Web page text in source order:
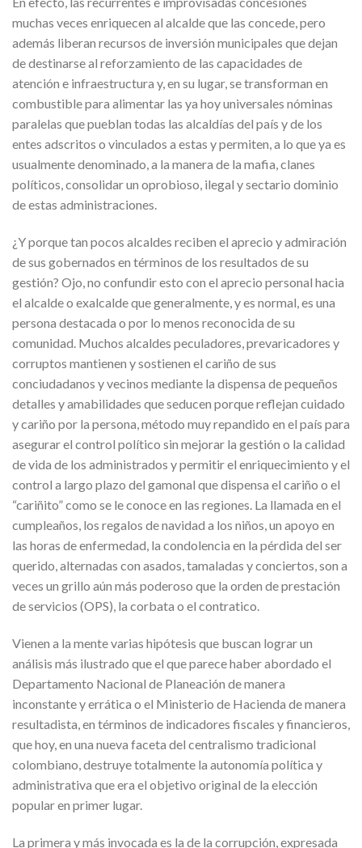
muchas veces enriquecen al alcalde que las concede, pero
además liberan recursos de inversión municipales que dejan
de destinarse al reforzamiento de las capacidades de
atención e infraestructura y, en su lugar, se transforman en
combustible para alimentar las ya hoy universales nóminas
paralelas que pueblan todas las alcaldías del país y de los
entes adscritos o vinculados a estas y permiten, a lo que ya es
usualmente denominado, a la manera de la mafia, clanes
políticos, consolidar un oprobioso, ilegal y sectario dominio
de estas administraciones.
¿Y porque tan pocos alcaldes reciben el aprecio y admiración
de sus gobernados en términos de los resultados de su
gestión? Ojo, no confundir esto con el aprecio personal hacia
el alcalde o exalcalde que generalmente, y es normal, es una
persona destacada o por lo menos reconocida de su
comunidad. Muchos alcaldes peculadores, prevaricadores y
corruptos mantienen y sostienen el cariño de sus
conciudadanos y vecinos mediante la dispensa de pequeños
detalles y amabilidades que seducen porque reflejan cuidado
y cariño por la persona, método muy repandido en el país para
asegurar el control político sin mejorar la gestión o la calidad
de vida de los administrados y permitir el enriquecimiento y el
control a largo plazo del gamonal que dispensa el cariño o el
“cariñito” como se le conoce en las regiones. La llamada en el
cumpleaños, los regalos de navidad a los niños, un apoyo en
las horas de enfermedad, la condolencia en la pérdida del ser
querido, alternadas con asados, tamaladas y conciertos, son a
veces un grillo aún más poderoso que la orden de prestación
de servicios (OPS), la corbata o el contratico.
Vienen a la mente varias hipótesis que buscan lograr un
análisis más ilustrado que el que parece haber abordado el
Departamento Nacional de Planeación de manera
inconstante y errática o el Ministerio de Hacienda de manera
resultadista, en términos de indicadores fiscales y financieros,
que hoy, en una nueva faceta del centralismo tradicional
colombiano, destruye totalmente la autonomía política y
administrativa que era el objetivo original de la elección
popular en primer lugar.
La primera y más invocada es la de la corrupción, expresada